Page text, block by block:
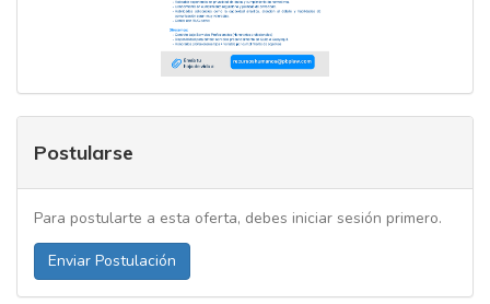
Postularse
Para postularte a esta oferta, debes iniciar sesión primero.
Enviar Postulación